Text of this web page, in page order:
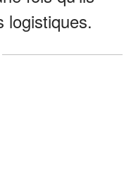
logistiques.